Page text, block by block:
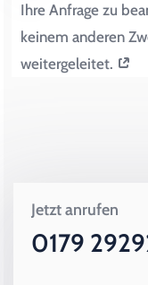
Ihre Anfrage zu
keinem anderen
weitergeleitet.
Jetzt anrufen
0179